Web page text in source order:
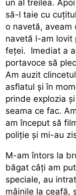
un al treilea.
să-l taie cu
o navetă, aveam
navetă l-am lovit
feței. Imediat a
portavoce să
Am auzit
asflatul și în
prinde explozia
seama ce fac.
am început să
poliție și mi-au
M-am întors la
băgat câți am
speciale, au
mâinile la ceafă,